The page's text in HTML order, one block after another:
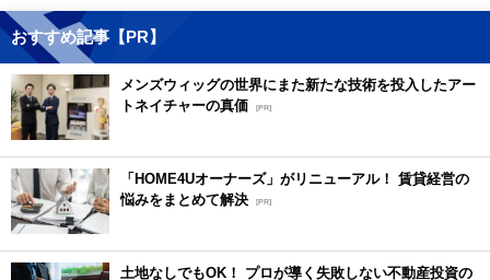
おすすめ記事【PR】
メンズウィッグの世界にまた新たな技術を投入したアー
トネイチャーの真価 [PR]
「HOME4Uオーナーズ」がリニューアル！ 賃貸経営の
悩みをまとめて解決 [PR]
土地なしでもOK！ プロが導く失敗しない不動産投資の